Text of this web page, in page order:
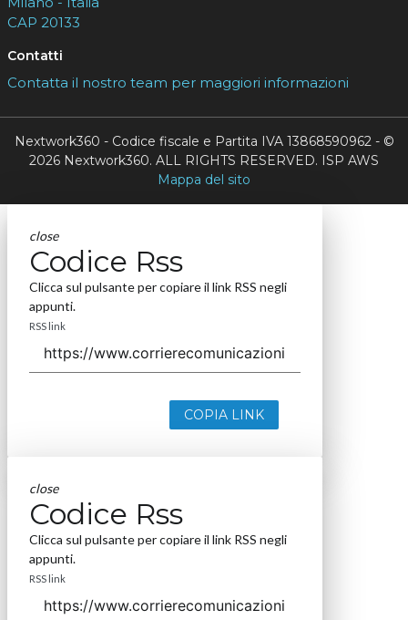
CAP 20133
Contatti
Contatta il nostro team per maggiori informazioni
Nextwork360 - Codice fiscale e Partita IVA 13868590962 - ©
2026 Nextwork360. ALL RIGHTS RESERVED. ISP AWS
Mappa del sito
close
Codice Rss
Clicca sul pulsante per copiare il link RSS negli
appunti.
RSS link
COPIA LINK
close
Codice Rss
Clicca sul pulsante per copiare il link RSS negli
appunti.
RSS link